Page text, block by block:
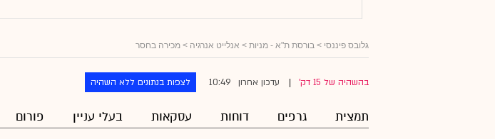
גלובס פיננסי > בורסת ת"א - מניות > אנלייט אנרגיה > מכירה בחסר
בהשהיה של 15 דק' עדכון אחרון 10:49 לצפות בנתונים ללא השהיה
תמצית גרפים דוחות עסקאות בעלי עניין פורום